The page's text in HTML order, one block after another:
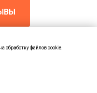
обработку файлов cookie.